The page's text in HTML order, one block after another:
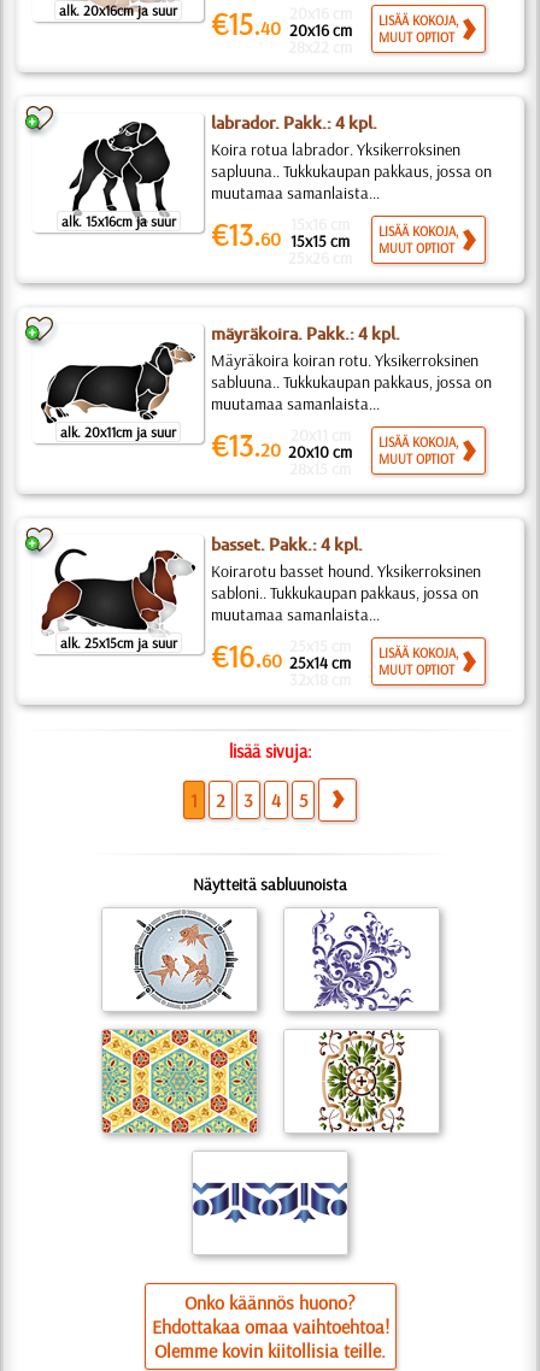
alk. 20x16cm ja suur €15.40 20x16 cm
LISÄÄ KOKOJA,
MUUT OPTIOT
alk. 15x16cm ja suur
labrador. Pakk.: 4 kpl.
Koira rotua labrador. Yksikerroksinen
sapluuna.. Tukkukaupan pakkaus, jossa on
muutamaa samanlaista...
€13.60 15x15 cm
LISÄÄ KOKOJA,
MUUT OPTIOT
alk. 20x11cm ja suur
mäyräkoira. Pakk.: 4 kpl.
Mäyräkoira koiran rotu. Yksikerroksinen
sabluuna.. Tukkukaupan pakkaus, jossa on
muutamaa samanlaista...
€13.20 20x10 cm
LISÄÄ KOKOJA,
MUUT OPTIOT
alk. 25x15cm ja suur
basset. Pakk.: 4 kpl.
Koirarotu basset hound. Yksikerroksinen
sabloni.. Tukkukaupan pakkaus, jossa on
muutamaa samanlaista...
€16.60 25x14 cm
LISÄÄ KOKOJA,
MUUT OPTIOT
lisää sivuja:
1 2 3 4 5
Näytteitä sabluunoista
Onko käännös huono?
Ehdottakaa omaa vaihtoehtoa!
Olemme kovin kiitollisia teille.